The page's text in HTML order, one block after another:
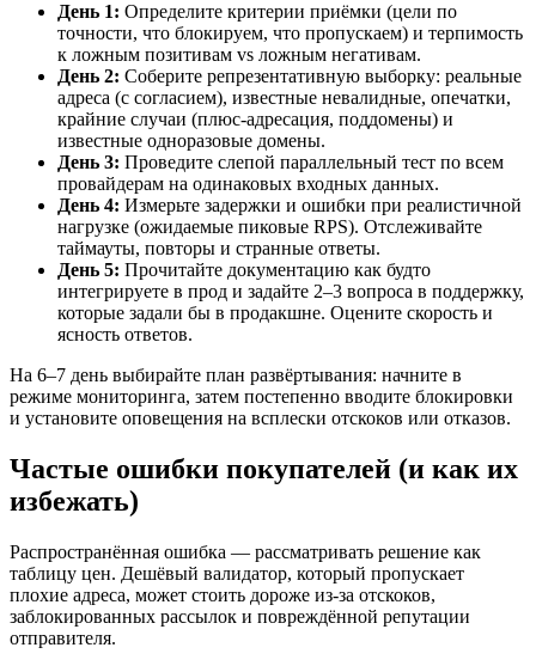
День 1: Определите критерии приёмки (цели по
точности, что блокируем, что пропускаем) и терпимость
к ложным позитивам vs ложным негативам.
День 2: Соберите репрезентативную выборку: реальные
адреса (с согласием), известные невалидные, опечатки,
крайние случаи (плюс‑адресация, поддомены) и
известные одноразовые домены.
День 3: Проведите слепой параллельный тест по всем
провайдерам на одинаковых входных данных.
День 4: Измерьте задержки и ошибки при реалистичной
нагрузке (ожидаемые пиковые RPS). Отслеживайте
таймауты, повторы и странные ответы.
День 5: Прочитайте документацию как будто
интегрируете в прод и задайте 2–3 вопроса в поддержку,
которые задали бы в продакшне. Оцените скорость и
ясность ответов.
На 6–7 день выбирайте план развёртывания: начните в
режиме мониторинга, затем постепенно вводите блокировки
и установите оповещения на всплески отскоков или отказов.
Частые ошибки покупателей (и как их
избежать)
Распространённая ошибка — рассматривать решение как
таблицу цен. Дешёвый валидатор, который пропускает
плохие адреса, может стоить дороже из‑за отскоков,
заблокированных рассылок и повреждённой репутации
отправителя.